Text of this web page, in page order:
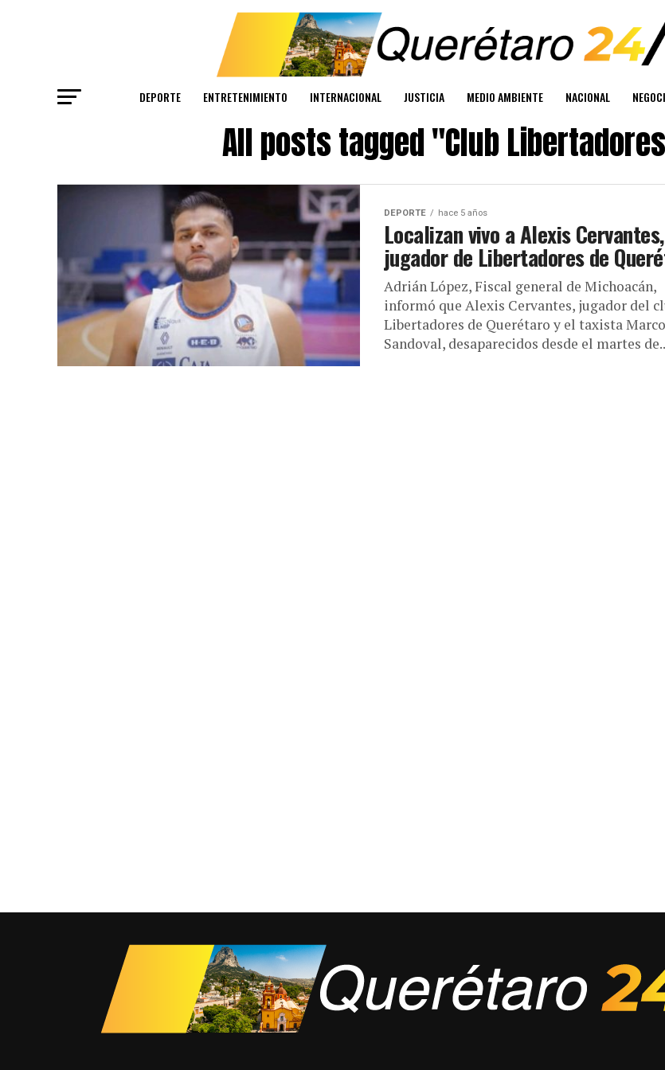
DEPORTE ENTRETENIMIENTO INTERNACIONAL JUSTICIA MEDIO AMBIENTE NACIONAL
All posts tagged "Club
DEPORTE hace 5 años
Localizan vivo a Alexis Cervantes,
jugador de Libertadores de
Adrián López, Fiscal general de Michoacán,
informó que Alexis Cervantes, jugador del
Libertadores de Querétaro y el taxista
Sandoval, desaparecidos desde el martes